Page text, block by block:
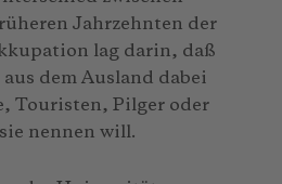
Jahrzehnten der
lag darin, daß
dem Ausland dabei
Touristen, Pilger oder
nennen will.